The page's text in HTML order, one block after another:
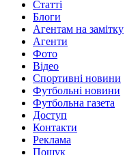
Статті
Блоги
Агентам на замітку
Агенти
Фото
Відео
Спортивні новини
Футбольні новини
Футбольна газета
Доступ
Контакти
Реклама
Пошук